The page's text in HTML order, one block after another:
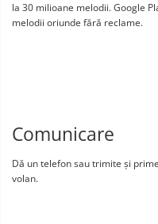
la 30 milioane melodii. Google
melodii oriunde fără reclame.
Comunicare
Dă un telefon sau trimite și
volan.